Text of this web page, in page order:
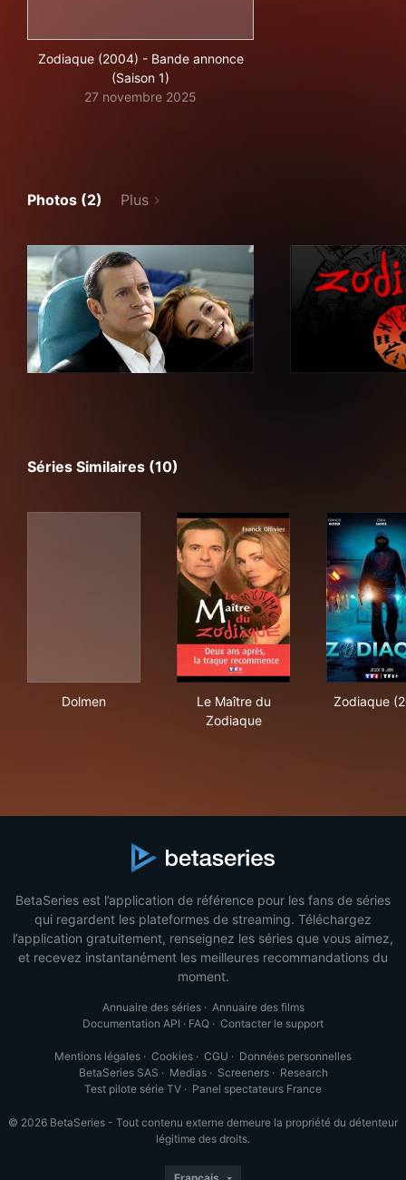
Zodiaque (2004) - Bande annonce
(Saison 1)
27 novembre 2025
Photos (2) Plus
Séries Similaires (10)
Dolmen
Le Maître du
Zodiaque
Zodiaque
BetaSeries est l’application de référence pour les fans de séries
qui regardent les plateformes de streaming. Téléchargez
l’application gratuitement, renseignez les séries que vous aimez,
et recevez instantanément les meilleures recommandations du
moment.
Annuaire des séries· Annuaire des films
Documentation API · FAQ · Contacter le support
Mentions légales · Cookies · CGU · Données personnelles
BetaSeries SAS · Medias· Screeners· Research
Test pilote série TV · Panel spectateurs France
© 2026 BetaSeries - Tout contenu externe demeure la propriété du détenteur
légitime des droits.
Français